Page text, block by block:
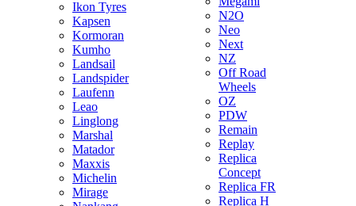
Ikon Tyres
Kapsen
Kormoran
Kumho
Landsail
Landspider
Laufenn
Leao
Linglong
Marshal
Matador
Maxxis
Michelin
Mirage
N2O
Neo
Next
NZ
Off Road
Wheels
OZ
PDW
Remain
Replay
Replica
Concept
Replica FR
Replica H